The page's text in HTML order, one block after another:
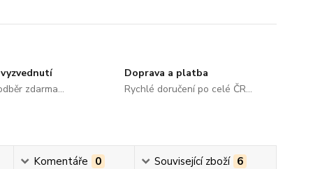
zdarma...
Doprava a platba
Rychlé doručení po celé ČR...
Komentáře 0 Související zboží 6